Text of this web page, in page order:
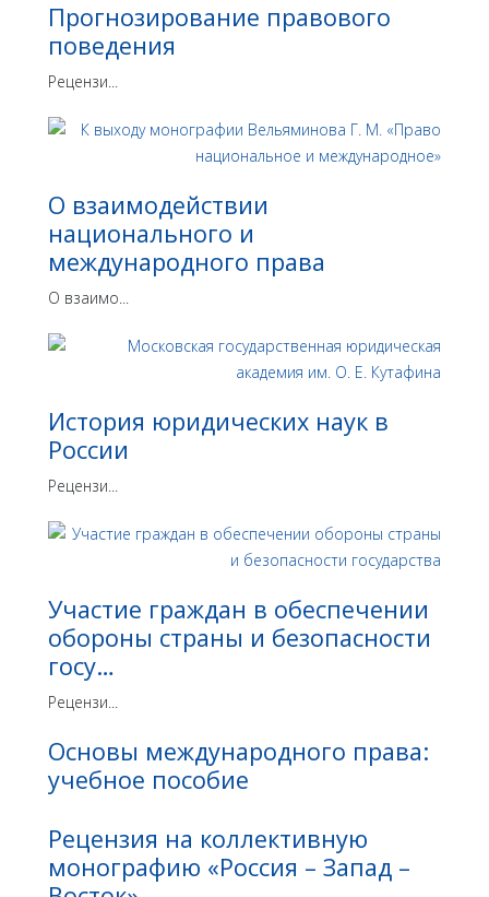
Прогнозирование правового
поведения
Рецензи...
О взаимодействии
национального и
международного права
О взаимо...
История юридических наук в
России
Рецензи...
Участие граждан в обеспечении
обороны страны и безопасности
госу…
Рецензи...
Основы международного права:
учебное пособие
Рецензия на коллективную
монографию «Россия – Запад –